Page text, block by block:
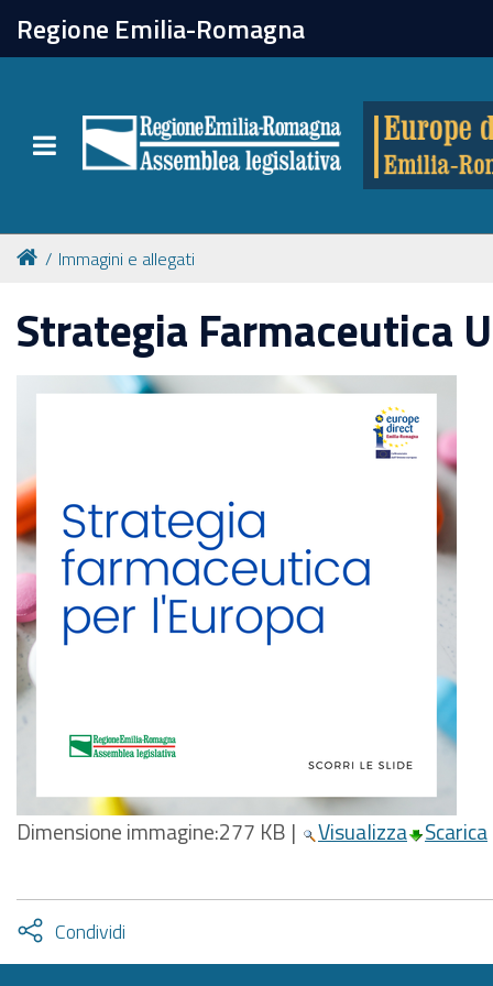
Regione Emilia-Romagna
Toggle navigation
chiudi
Attività
Formazione
Eventi
Tutte le notizie
Immagini e allegati
Strategia Farmaceutica
Dimensione immagine:277 KB | Visualizza Scarica
Condividi
facebook
twitter
Attiva
condividi